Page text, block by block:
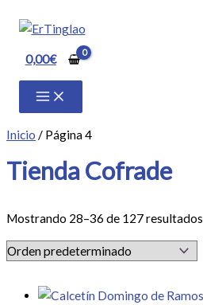
contenido
0,00€
Inicio / Página 4
Tienda Cofrade
Mostrando 28–36 de 127 resultados